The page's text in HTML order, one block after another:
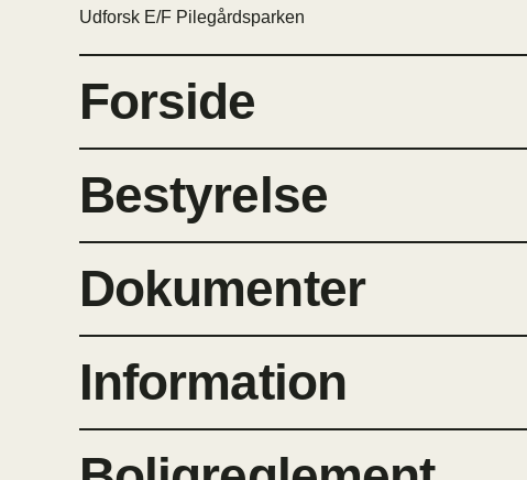
Udforsk E/F Pilegårdsparken
Forside
Bestyrelse
Dokumenter
Information